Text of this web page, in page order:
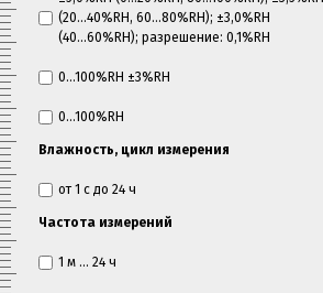
(20...40%RH, 60...80%RH); ±3,0%RH
(40...60%RH); разрешение: 0,1%RH
0...100%RH ±3%RH
0...100%RH
Влажность, цикл измерения
от 1 с до 24 ч
Частота измерений
1 м ... 24 ч